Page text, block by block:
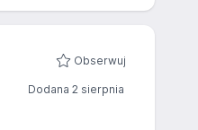
Obserwuj
Dodana 2 sierpnia